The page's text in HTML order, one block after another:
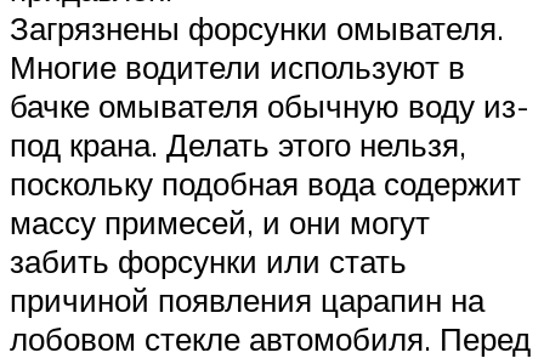
Загрязнены форсунки омывателя.
Многие водители используют в
бачке омывателя обычную воду из-
под крана. Делать этого нельзя,
поскольку подобная вода содержит
массу примесей, и они могут
забить форсунки или стать
причиной появления царапин на
лобовом стекле автомобиля. Перед